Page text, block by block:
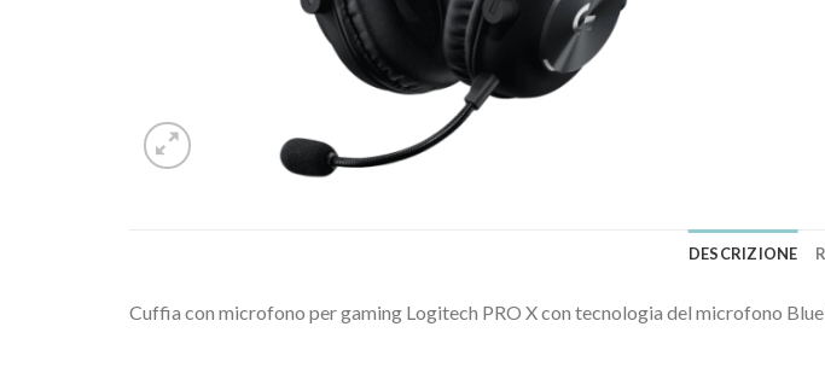
DESCRIZIONE
Cuffia con microfono per gaming Logitech PRO X con tecnologia del microfono